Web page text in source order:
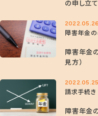
の申し立
2022.05.26
障害年金
障害年金
見方）
2022.05.25
請求手続
障害年金